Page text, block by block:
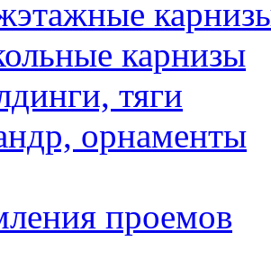
карнизы
тяги
орнаменты
проемов